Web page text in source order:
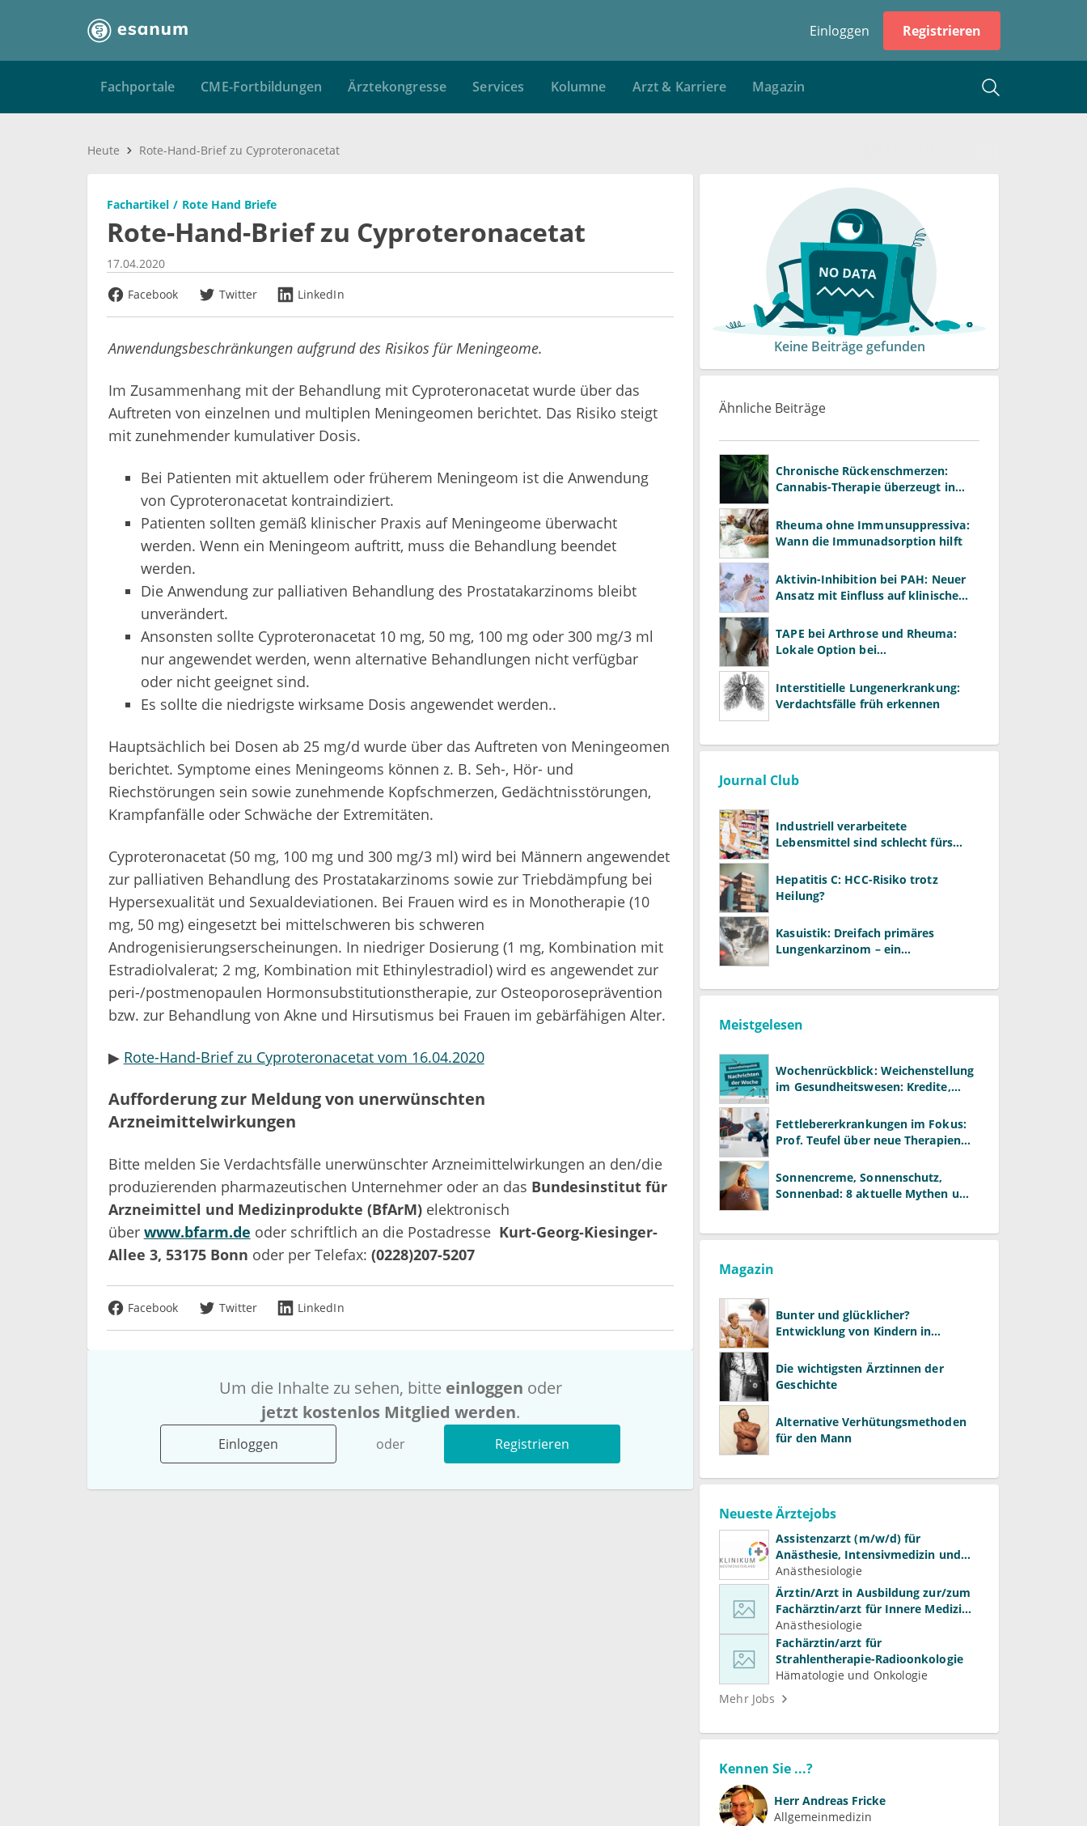
Einloggen Registrieren
Fachportale CME-Fortbildungen Ärztekongresse Services Kolumne Arzt & Karriere Magazin
Heute Rote-Hand-Brief zu Cyproteronacetat
Fachartikel Rote Hand Briefe
Rote-Hand-Brief zu Cyproteronacetat
17.04.2020
Facebook
Twitter LinkedIn
Anwendungsbeschränkungen aufgrund des Risikos für Meningeome.
Im Zusammenhang mit der Behandlung mit Cyproteronacetat wurde über das
Auftreten von einzelnen und multiplen Meningeomen berichtet. Das Risiko steigt
mit zunehmender kumulativer Dosis.
Bei Patienten mit aktuellem oder früherem Meningeom ist die Anwendung
von Cyproteronacetat kontraindiziert.
Patienten sollten gemäß klinischer Praxis auf Meningeome überwacht
werden. Wenn ein Meningeom auftritt, muss die Behandlung beendet
werden.
Die Anwendung zur palliativen Behandlung des Prostatakarzinoms bleibt
unverändert.
Ansonsten sollte Cyproteronacetat 10 mg, 50 mg, 100 mg oder 300 mg/3 ml
nur angewendet werden, wenn alternative Behandlungen nicht verfügbar
oder nicht geeignet sind.
Es sollte die niedrigste wirksame Dosis angewendet werden..
Hauptsächlich bei Dosen ab 25 mg/d wurde über das Auftreten von Meningeomen
berichtet. Symptome eines Meningeoms können z. B. Seh-, Hör- und
Riechstörungen sein sowie zunehmende Kopfschmerzen, Gedächtnisstörungen,
Krampfanfälle oder Schwäche der Extremitäten.
Cyproteronacetat (50 mg, 100 mg und 300 mg/3 ml) wird bei Männern angewendet
zur palliativen Behandlung des Prostatakarzinoms sowie zur Triebdämpfung bei
Hypersexualität und Sexualdeviationen. Bei Frauen wird es in Monotherapie (10
mg, 50 mg) eingesetzt bei mittelschweren bis schweren
Androgenisierungserscheinungen. In niedriger Dosierung (1 mg, Kombination mit
Estradiolvalerat; 2 mg, Kombination mit Ethinylestradiol) wird es angewendet zur
peri-/postmenopaulen Hormonsubstitutionstherapie, zur Osteoporoseprävention
bzw. zur Behandlung von Akne und Hirsutismus bei Frauen im gebärfähigen Alter.
▶ Rote-Hand-Brief zu Cyproteronacetat vom 16.04.2020
Aufforderung zur Meldung von unerwünschten
Arzneimittelwirkungen
Bitte melden Sie Verdachtsfälle unerwünschter Arzneimittelwirkungen an den/die
produzierenden pharmazeutischen Unternehmer oder an das Bundesinstitut für
Arzneimittel und Medizinprodukte (BfArM)elektronisch
über www.bfarm.de oder schriftlich an die Postadresse Kurt-Georg-Kiesinger-
Allee 3, 53175 Bonn oder per Telefax: (0228)207-5207
Facebook Twitter LinkedIn
Um die Inhalte zu sehen, bitte einloggen oder
jetzt kostenlos Mitglied werden.
Einloggen oder Registrieren
Keine Beiträge gefunden
Ähnliche Beiträge
Chronische Rückenschmerzen:
Cannabis-Therapie überzeugt in
Rheuma ohne Immunsuppressiva:
Wann die Immunadsorption hilft
Aktivin-Inhibition bei PAH: Neuer
Ansatz mit Einfluss auf klinische
TAPE bei Arthrose und Rheuma:
Lokale Option bei
Interstitielle Lungenerkrankung:
Verdachtsfälle früh erkennen
Journal Club
Industriell verarbeitete
Lebensmittel sind schlecht fürs
Hepatitis C: HCC-Risiko trotz
Heilung?
Kasuistik: Dreifach primäres
Lungenkarzinom – ein
Meistgelesen
Wochenrückblick: Weichenstellung
im Gesundheitswesen: Kredite,
Fettlebererkrankungen im Fokus:
Prof. Teufel über neue Therapien
Sonnencreme, Sonnenschutz,
Sonnenbad: 8 aktuelle Mythen und
Magazin
Bunter und glücklicher?
Entwicklung von Kindern in
Die wichtigsten Ärztinnen der
Geschichte
Alternative Verhütungsmethoden
für den Mann
Neueste Ärztejobs
Assistenzarzt (m/w/d) für
Anästhesie, Intensivmedizin und
Schmerztherapie
Anästhesiologie
Ärztin/Arzt in Ausbildung zur/zum
Fachärztin/arzt für Innere Medizin
(Kardiologie, Nephrologie,
Intensivmedizin)
Anästhesiologie
Fachärztin/arzt für
Strahlentherapie-Radioonkologie
Hämatologie und Onkologie
Mehr Jobs
Kennen Sie ...?
Herr Andreas Fricke
Allgemeinmedizin